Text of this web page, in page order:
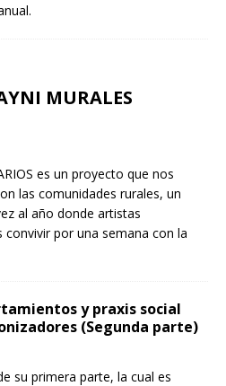
MURALES
es un proyecto que nos
las comunidades rurales, un
al año donde artistas
por una semana con la
y praxis social
(Segunda parte)
su primera parte, la cual es